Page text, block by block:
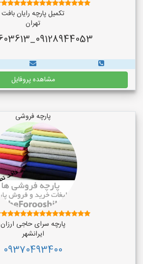
تکمیل پارچه رایان بافت
تهران
09128944053_02155603613
مشاهده پروفایل
پارچه فروشی
پارچه سرای حاجی ارزان
ایرانشهر
09370493400